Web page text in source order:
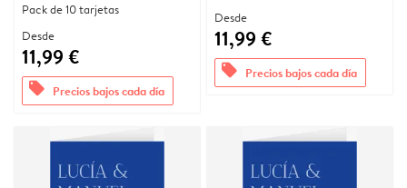
Pack de 10 tarjetas
Desde
11,99 €
offers Precios bajos cada día
Desde
11,99 €
offers Precios bajos cada día